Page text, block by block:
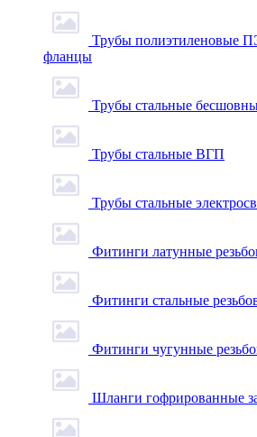
Трубы полиэтиленовые
фланцы
Трубы стальные
Трубы стальные ВГП
Трубы стальные
Фитинги латунные
Фитинги стальные
Фитинги чугунные
Шланги гофрированные